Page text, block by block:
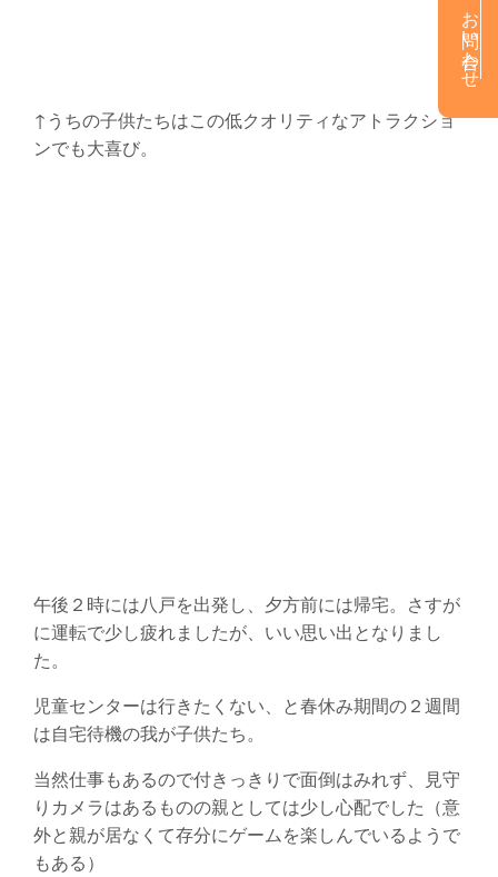
↑うちの子供たちはこの低クオリティなアトラクショ
ンでも大喜び。
午後２時には八戸を出発し、夕方前には帰宅。さすが
に運転で少し疲れましたが、いい思い出となりまし
た。
児童センターは行きたくない、と春休み期間の２週間
は自宅待機の我が子供たち。
当然仕事もあるので付きっきりで面倒はみれず、見守
りカメラはあるものの親としては少し心配でした（意
外と親が居なくて存分にゲームを楽しんでいるようで
もある）
お問い合わせ